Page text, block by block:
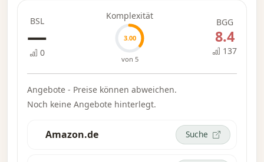
BSL
—
0
Komplexität
3.00
von 5
BGG
8.4
137
Angebote - Preise können abweichen.
Noch keine Angebote hinterlegt.
Amazon.de Suche